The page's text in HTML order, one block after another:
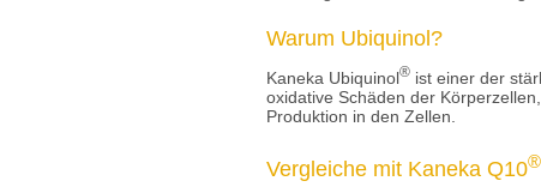
Warum Ubiquinol?
Kaneka Ubiquinol® ist einer der
oxidative Schäden der
Produktion in den Zellen.
Vergleiche mit Kaneka Q10®